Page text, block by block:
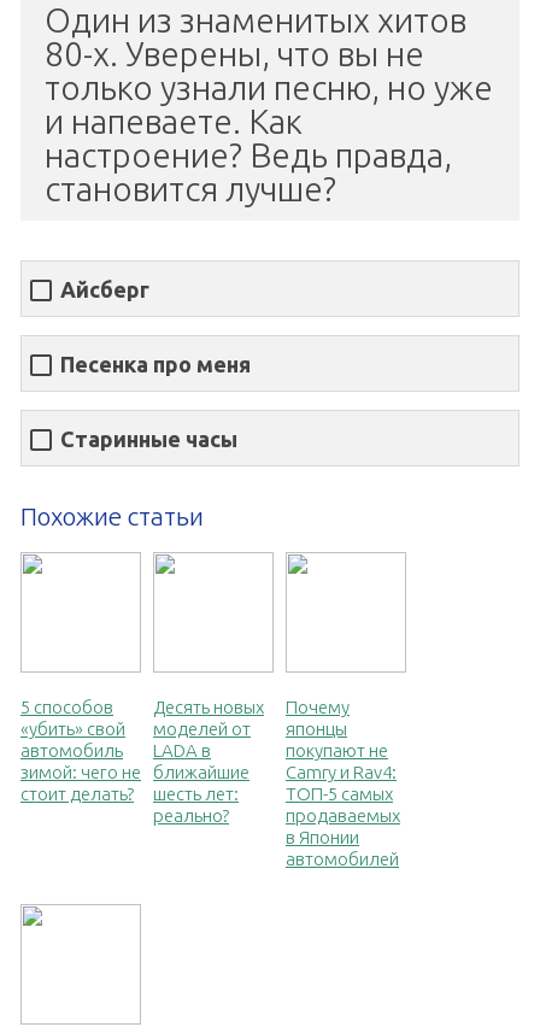
Один из знаменитых хитов
80-х. Уверены, что вы не
только узнали песню, но уже
и напеваете. Как
настроение? Ведь правда,
становится лучше?
Айсберг
Песенка про меня
Старинные часы
Похожие статьи
5 способов
«убить» свой
автомобиль
зимой: чего не
стоит делать?
Десять новых
моделей от
LADA в
ближайшие
шесть лет:
реально?
Почему
японцы
покупают не
Camry и Rav4:
ТОП-5 самых
продаваемых
в Японии
автомобилей